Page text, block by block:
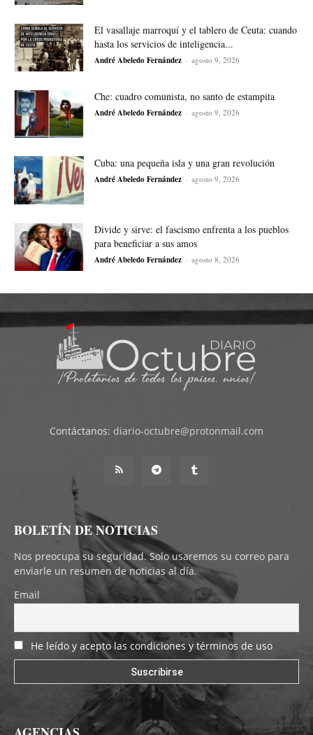
El vasallaje marroquí y el tablero de Ceuta: cuando
hasta los servicios de inteligencia...
André Abeledo Fernández - agosto 9, 2026
Che: cuadro comunista, no santo de estampita
André Abeledo Fernández - agosto 9, 2026
Cuba: una pequeña isla y una gran revolución
André Abeledo Fernández - agosto 9, 2026
Divide y sirve: el fascismo enfrenta a los pueblos
para beneficiar a sus amos
André Abeledo Fernández - agosto 8, 2026
Contáctanos: diario-octubre@protonmail.com
BOLETÍN DE NOTICIAS
Nos preocupa su seguridad. Solo usaremos su correo para
enviarle un resumen de noticias al día.
Email
He leído y acepto las condiciones y términos de uso